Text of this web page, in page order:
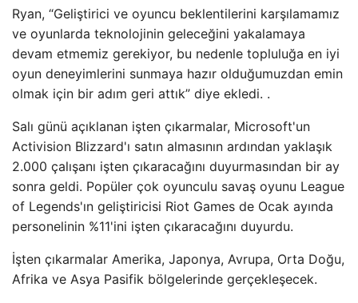
Ryan, “Geliştirici ve oyuncu beklentilerini karşılamamız
ve oyunlarda teknolojinin geleceğini yakalamaya
devam etmemiz gerekiyor, bu nedenle topluluğa en iyi
oyun deneyimlerini sunmaya hazır olduğumuzdan emin
olmak için bir adım geri attık” diye ekledi. .
Salı günü açıklanan işten çıkarmalar, Microsoft'un
Activision Blizzard'ı satın almasının ardından yaklaşık
2.000 çalışanı işten çıkaracağını duyurmasından bir ay
sonra geldi. Popüler çok oyunculu savaş oyunu League
of Legends'ın geliştiricisi Riot Games de Ocak ayında
personelinin %11'ini işten çıkaracağını duyurdu.
İşten çıkarmalar Amerika, Japonya, Avrupa, Orta Doğu,
Afrika ve Asya Pasifik bölgelerinde gerçekleşecek.